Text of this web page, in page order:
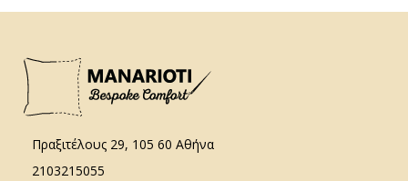
Πραξιτέλους 29, 105 60 Αθήνα
2103215055